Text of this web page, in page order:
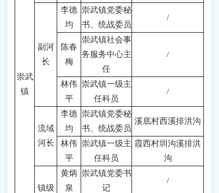
崇武
镇
副河
长
李德
均
崇武镇党委秘
书、统战委员
/
陈春
梅
崇武镇社会事
务服务中心主
任
/
林伟
平
崇武镇一级主
任科员
/
流域
河长
李德
均
崇武镇党委秘
书、统战委员
溪底村西溪排洪沟
林伟
平
崇武镇一级主
任科员
霞西村圳沟溪排洪
沟
镇级
黄炳
泉
崇武镇党委书
记
/